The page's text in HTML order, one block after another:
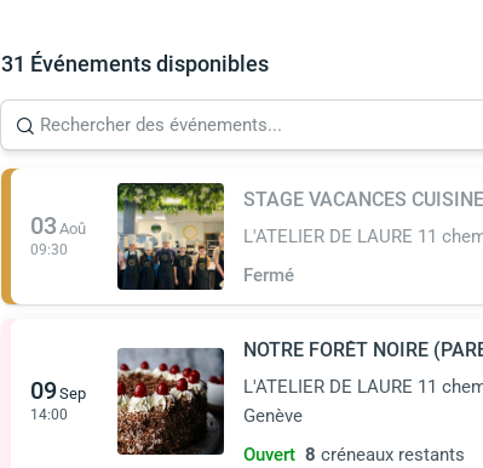
31 Événements disponibles
03 Aoû
09:30
STAGE VACANCES
L'ATELIER DE LAURE 11
Fermé
09Sep
14:00
NOTRE FORÊT NOIRE
L'ATELIER DE LAURE 11
Genève
Ouvert 8 créneaux restants